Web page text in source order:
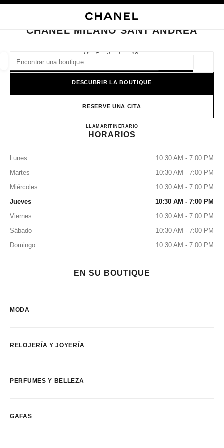
las sugerencias se muestran debajo de esta barra de búsqueda
0 Sugerencias disponibles
CERRAR TARJETA DE BOUTIQUE CHANEL MILANO SANT'ANDREA
CHANEL MILANO SANT'ANDREA
Via Sant'andrea 10,
DESCUBRIR LA BOUTIQUE
RESERVE UNA CITA
LLAMAR+39 02 7788 6999
ITINERARIOCHANEL MILANO
HORARIOS
Lunes
10:30 AM - 7:00 PM
Martes
10:30 AM - 7:00 PM
Miércoles
10:30 AM - 7:00 PM
Jueves
10:30 AM - 7:00 PM
Viernes
10:30 AM - 7:00 PM
Sábado
10:30 AM - 7:00 PM
Domingo
10:30 AM - 7:00 PM
EN SU BOUTIQUE
MODA
RELOJERÍA Y JOYERÍA
PERFUMES Y BELLEZA
GAFAS
resultado de los filtros por:
GAFAS RELOJERÍA Y JOYERÍA